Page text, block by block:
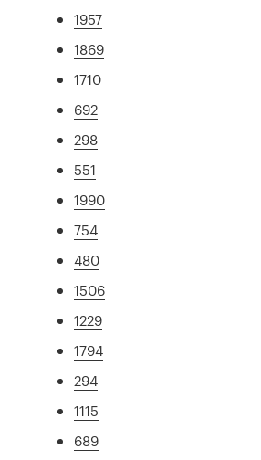
1957
1869
1710
692
298
551
1990
754
480
1506
1229
1794
294
1115
689